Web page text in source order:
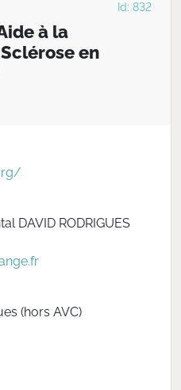
Id: 832
à la
en
DAVID RODRIGUES
(hors AVC)